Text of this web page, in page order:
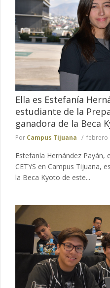
Ella es Estefanía
estudiante de la
ganadora de la Beca
Por Campus Tijuana febrero
Estefanía Hernández Payán,
CETYS en Campus Tijuana,
la Beca Kyoto de este...